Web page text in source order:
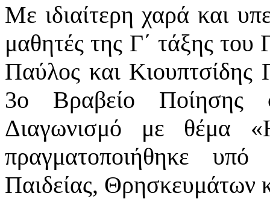
Με ιδιαίτερη χαρά και
μαθητές της Γ΄ τάξης
Παύλος και Κιουπτσίδης
3ο Βραβείο Ποίησης
Διαγωνισμό με θέμα
πραγματοποιήθηκε
Παιδείας, Θρησκευμάτων